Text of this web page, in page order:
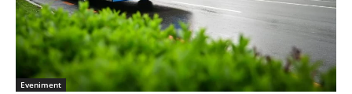
Eveniment